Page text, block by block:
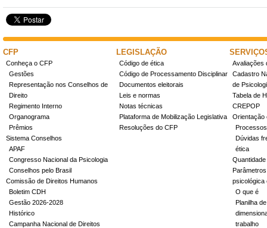
CFP
Conheça o CFP
Gestões
Representação nos Conselhos de
Direito
Regimento Interno
Organograma
Prêmios
Sistema Conselhos
APAF
Congresso Nacional da Psicologia
Conselhos pelo Brasil
Comissão de Direitos Humanos
Boletim CDH
Gestão 2026-2028
Histórico
Campanha Nacional de Direitos
LEGISLAÇÃO
Código de ética
Código de Processamento Disciplinar
Documentos eleitorais
Leis e normas
Notas técnicas
Plataforma de Mobilização Legislativa
Resoluções do CFP
Avaliações
Cadastro
de
Tabela de
CREPOP
Orientação
Dúvidas
ética
psicológica
O que é
Planilha
trabalho